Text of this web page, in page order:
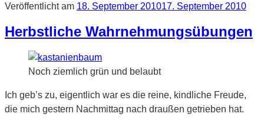
Veröffentlicht am 18. September 201017. September 2010
Herbstliche Wahrnehmungsübungen
Noch ziemlich grün und belaubt
Ich geb’s zu, eigentlich war es die reine, kindliche Freude,
die mich gestern Nachmittag nach draußen getrieben hat.